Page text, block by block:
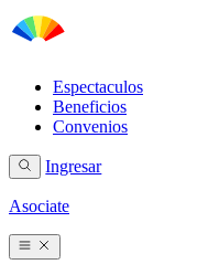
Espectaculos
Beneficios
Convenios
Ingresar
Asociate